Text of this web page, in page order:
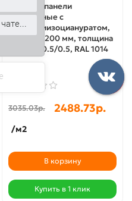
Сэндвич панели
кровельные с
пенополиизоциануратом,
ширина 1200 мм, толщина
200 мм, 0.5/0.5, RAL 1014
3035.03р. 2488.73р.
/м2
В корзину
Купить в 1 клик